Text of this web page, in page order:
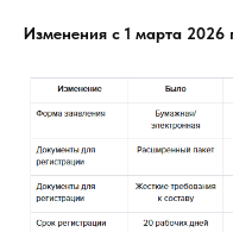
Изменения с 1 марта